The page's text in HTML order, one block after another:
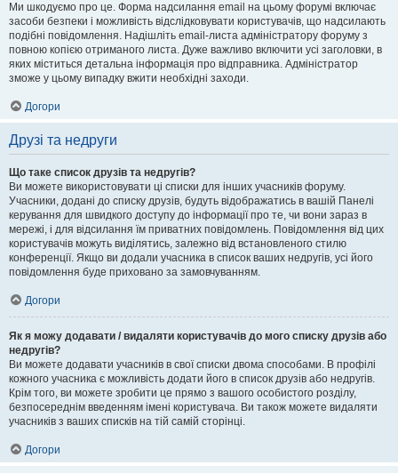
Ми шкодуємо про це. Форма надсилання email на цьому форумі включає
засоби безпеки і можливість відслідковувати користувачів, що надсилають
подібні повідомлення. Надішліть email-листа адміністратору форуму з
повною копією отриманого листа. Дуже важливо включити усі заголовки, в
яких міститься детальна інформація про відправника. Адміністратор
зможе у цьому випадку вжити необхідні заходи.
Догори
Друзі та недруги
Що таке список друзів та недругів?
Ви можете використовувати ці списки для інших учасників форуму.
Учасники, додані до списку друзів, будуть відображатись в вашій Панелі
керування для швидкого доступу до інформації про те, чи вони зараз в
мережі, і для відсилання їм приватних повідомлень. Повідомлення від цих
користувачів можуть виділятись, залежно від встановленого стилю
конференції. Якщо ви додали учасника в список ваших недругів, усі його
повідомлення буде приховано за замовчуванням.
Догори
Як я можу додавати / видаляти користувачів до мого списку друзів або
недругів?
Ви можете додавати учасників в свої списки двома способами. В профілі
кожного учасника є можливість додати його в список друзів або недругів.
Крім того, ви можете зробити це прямо з вашого особистого розділу,
безпосереднім введенням імені користувача. Ви також можете видаляти
учасників з ваших списків на тій самій сторінці.
Догори